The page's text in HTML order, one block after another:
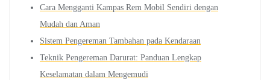
Cara Mengganti Kampas Rem Mobil Sendiri dengan
Mudah dan Aman
Sistem Pengereman Tambahan pada Kendaraan
Teknik Pengereman Darurat: Panduan Lengkap
Keselamatan dalam Mengemudi